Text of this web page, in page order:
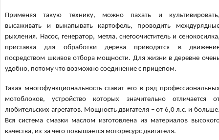
Применяя такую технику, можно пахать и
высаживать и выкапывать картофель, проводить
рыхления. Насос, генератор, метла, снегоочиститель и
приставка для обработки дерева приводятся в
посредством шкивов отбора мощности. Для жизни в деревне
удобно, потому что возможно соединение с прицепом.
Такая многофункциональность ставит его в ряд
мотоблоков, устройство которых значительно отличается
любительских агрегатов. Мощность двигателя – от 6,0 л.с. и
Вся система смазки маслом изготовлена из материалов
качества, из-за чего повышается моторесурс двигателя.